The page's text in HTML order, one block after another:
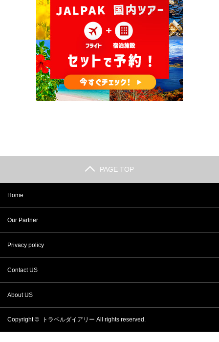
PAGE TOP
Home
Our Partner
Privacy policy
Contact US
About US
Copyright © トラベルダイアリー All rights reserved.